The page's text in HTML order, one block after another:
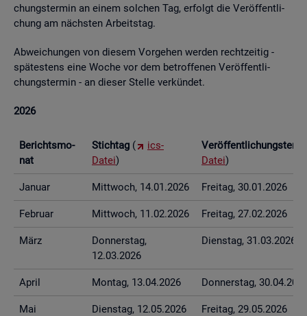
chungs­ter­min an einem sol­chen Tag, er­folgt die Ver­öf­fent­li­
chung am nächs­ten Ar­beits­tag.
Ab­wei­chun­gen von die­sem Vor­ge­hen wer­den recht­zei­tig -
spä­tes­tens eine Woche vor dem be­trof­fe­nen Ver­öf­fent­li­
chungs­ter­min - an die­ser Stel­le ver­kün­det.
2026
Be­richts­mo­
nat
Stich­tag (
ics-
Datei)
Datei)
Ja­nu­ar Mitt­woch, 14.01.2026 Frei­tag, 30.01.2026
Fe­bru­ar Mitt­woch, 11.02.2026 Frei­tag, 27.02.2026
März
Don­ners­tag,
12.03.2026
Diens­tag, 31.03.2026
April Mon­tag, 13.04.2026 Don­ners­tag,
Mai Diens­tag, 12.05.2026 Frei­tag, 29.05.2026